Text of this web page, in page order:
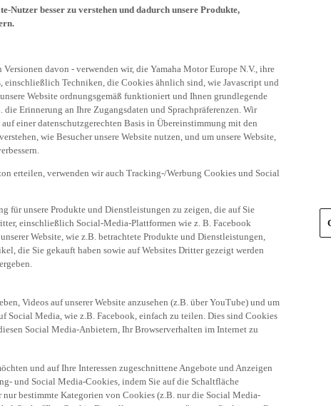
Nutzer besser zu verstehen und dadurch unsere Produkte,
davon - verwenden wir, die Yamaha Motor Europe N.V., ihre
einschließlich Techniken, die Cookies ähnlich sind, wie Javascript und
Website ordnungsgemäß funktioniert und Ihnen grundlegende
Erinnerung an Ihre Zugangsdaten und Sprachpräferenzen. Wir
einer datenschutzgerechten Basis in Übereinstimmung mit den
wie Besucher unsere Website nutzen, und um unsere Website,
erteilen, verwenden wir auch Tracking-/Werbung Cookies und Social
für unsere Produkte und Dienstleistungen zu zeigen, die auf Sie
einschließlich Social-Media-Plattformen wie z. B. Facebook
Website, wie z.B. betrachtete Produkte und Dienstleistungen,
die Sie gekauft haben sowie auf Websites Dritter gezeigt werden
Videos auf unserer Website anzusehen (z.B. über YouTube) und um
Social Media, wie z.B. Facebook, einfach zu teilen. Dies sind Cookies
Social Media-Anbietern, Ihr Browserverhalten im Internet zu
und auf Ihre Interessen zugeschnittene Angebote und Anzeigen
und Social Media-Cookies, indem Sie auf die Schaltfläche
bestimmte Kategorien von Cookies (z.B. nur die Social Media-